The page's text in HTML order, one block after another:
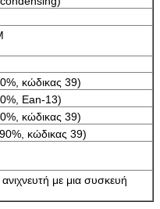
κώδικας 39)
Ean-13)
κώδικας 39)
κώδικας 39)
με μια συσκευή